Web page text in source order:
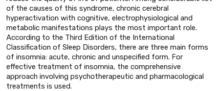
of the causes of this syndrome, chronic cerebral
hyperactivation with cognitive, electrophysiological and
metabolic manifestations plays the most important role.
According to the Third Edition of the International
Classification of Sleep Disorders, there are three main forms
of insomnia: acute, chronic and unspecified form. For
effective treatment of insomnia, the comprehensive
approach involving psychotherapeutic and pharmacological
treatments is used.